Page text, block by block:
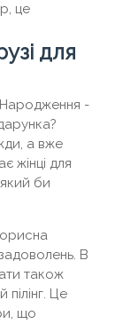
це
для
-
а вже
жінці для
би
В
також
Це
що